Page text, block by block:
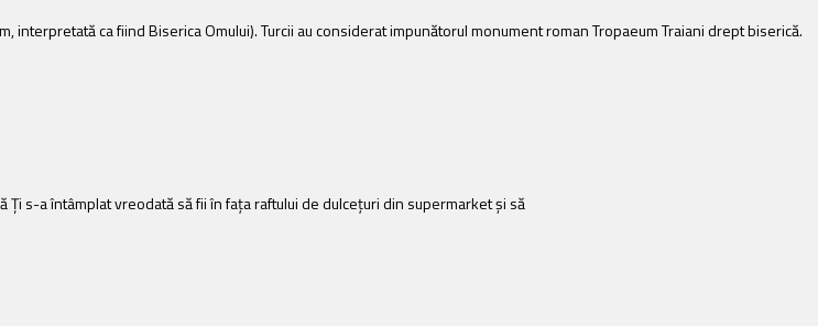
interpretată ca fiind Biserica Omului). Turcii au considerat impunătorul monument roman Tropaeum Traiani drept biserică.
Ți s-a întâmplat vreodată să fii în fața raftului de dulcețuri din supermarket și să